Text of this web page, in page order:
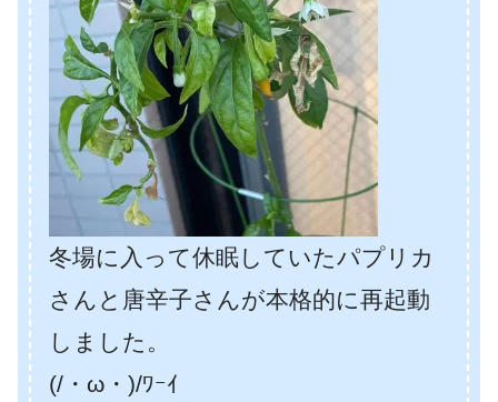
冬場に入って休眠していたパプリカ
さんと唐辛子さんが本格的に再起動
しました。
(/・ω・)/ﾜｰｲ